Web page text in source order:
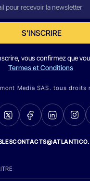
S'INSCRIRE
vous confirmez que
Termes et Conditions
Media SAS. tous droits